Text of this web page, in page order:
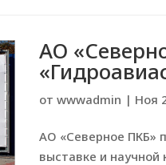
АО
отwwwadmin | Ноя
АО «Северное ПКБ»
выставке и